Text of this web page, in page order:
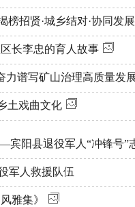
榜招贤·城乡结对·协同发
长李忠的育人故事
谱写矿山治理高质量发
土戏曲文化
阳县退役军人“冲锋号”
军人救援队伍
雅集》